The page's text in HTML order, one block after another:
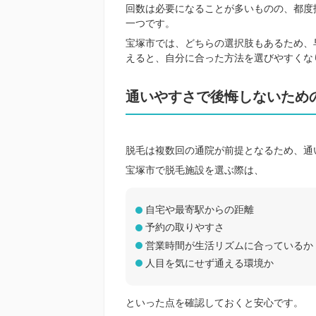
回数は必要になることが多いものの、都
一つです。
宝塚市では、どちらの選択肢もあるため
えると、自分に合った方法を選びやすくな
通いやすさで後悔しないため
脱毛は複数回の通院が前提となるため、
宝塚市で脱毛施設を選ぶ際は、
自宅や最寄駅からの距離
予約の取りやすさ
営業時間が生活リズムに合っているか
人目を気にせず通える環境か
といった点を確認しておくと安心です。